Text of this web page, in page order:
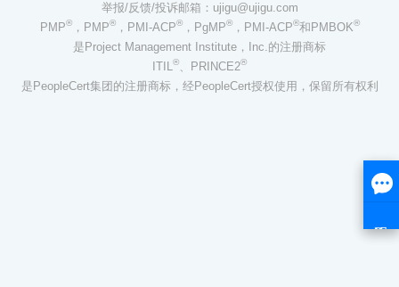
举报/反馈/投诉邮箱：ujigu@ujigu.com
PMP®，PMP®，PMI-ACP®，PgMP®，PMI-ACP®和PMBOK®
是Project Management Institute，Inc.的注册商标
ITIL®、PRINCE2®
是PeopleCert集团的注册商标，经PeopleCert授权使用，保留所有权利